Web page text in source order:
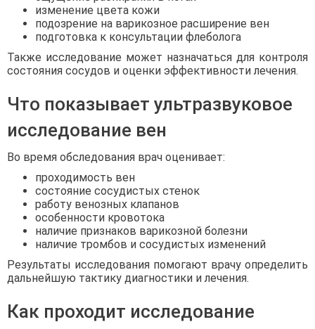
изменение цвета кожи
подозрение на варикозное расширение вен
подготовка к консультации флеболога
Также исследование может назначаться для контроля
состояния сосудов и оценки эффективности лечения.
Что показывает ультразвуковое
исследование вен
Во время обследования врач оценивает:
проходимость вен
состояние сосудистых стенок
работу венозных клапанов
особенности кровотока
наличие признаков варикозной болезни
наличие тромбов и сосудистых изменений
Результаты исследования помогают врачу определить
дальнейшую тактику диагностики и лечения.
Как проходит исследование